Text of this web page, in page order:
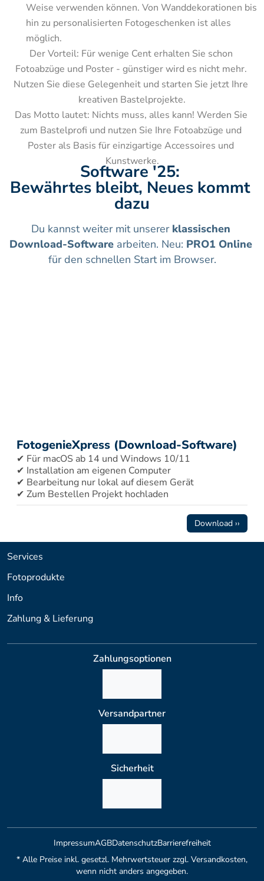
Weise verwenden können. Von Wanddekorationen bis
hin zu personalisierten Fotogeschenken ist alles
möglich.
Der Vorteil: Für wenige Cent erhalten Sie schon
Fotoabzüge und Poster - günstiger wird es nicht mehr.
Nutzen Sie diese Gelegenheit und starten Sie jetzt Ihre
kreativen Bastelprojekte.
Das Motto lautet: Nichts muss, alles kann! Werden Sie
zum Bastelprofi und nutzen Sie Ihre Fotoabzüge und
Poster als Basis für einzigartige Accessoires und
Kunstwerke.
Software '25:
Bewährtes bleibt, Neues kommt
dazu
Du kannst weiter mit unserer klassischen
Download-Software arbeiten. Neu: PRO1 Online
für den schnellen Start im Browser.
FotogenieXpress (Download-Software)
✔ Für macOS ab 14 und Windows 10/11
✔ Installation am eigenen Computer
✔ Bearbeitung nur lokal auf diesem Gerät
✔ Zum Bestellen Projekt hochladen
Download ››
Services
Fotoprodukte
Info
Zahlung & Lieferung
Zahlungsoptionen
Versandpartner
Sicherheit
ImpressumAGBDatenschutzBarrierefreiheit
* Alle Preise inkl. gesetzl. Mehrwertsteuer zzgl. Versandkosten,
wenn nicht anders angegeben.